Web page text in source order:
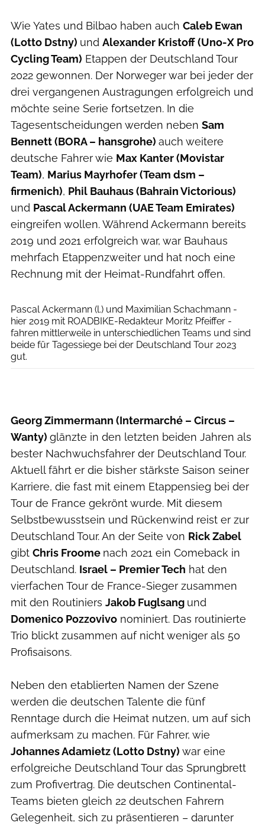
Wie Yates und Bilbao haben auch Caleb Ewan
(Lotto Dstny) und Alexander Kristoff (Uno-X Pro
Cycling Team) Etappen der Deutschland Tour
2022 gewonnen. Der Norweger war bei jeder der
drei vergangenen Austragungen erfolgreich und
möchte seine Serie fortsetzen. In die
Tagesentscheidungen werden neben Sam
Bennett (BORA – hansgrohe) auch weitere
deutsche Fahrer wie Max Kanter (Movistar
Team), Marius Mayrhofer (Team dsm –
firmenich), Phil Bauhaus (Bahrain Victorious)
und Pascal Ackermann (UAE Team Emirates)
eingreifen wollen. Während Ackermann bereits
2019 und 2021 erfolgreich war, war Bauhaus
mehrfach Etappenzweiter und hat noch eine
Rechnung mit der Heimat-Rundfahrt offen.
Pascal Ackermann (l.) und Maximilian Schachmann -
hier 2019 mit ROADBIKE-Redakteur Moritz Pfeiffer -
fahren mittlerweile in unterschiedlichen Teams und sind
beide für Tagessiege bei der Deutschland Tour 2023
gut.
Georg Zimmermann (Intermarché – Circus –
Wanty) glänzte in den letzten beiden Jahren als
bester Nachwuchsfahrer der Deutschland Tour.
Aktuell fährt er die bisher stärkste Saison seiner
Karriere, die fast mit einem Etappensieg bei der
Tour de France gekrönt wurde. Mit diesem
Selbstbewusstsein und Rückenwind reist er zur
Deutschland Tour. An der Seite von Rick Zabel
gibt Chris Froome nach 2021 ein Comeback in
Deutschland. Israel – Premier Tech hat den
vierfachen Tour de France-Sieger zusammen
mit den Routiniers Jakob Fuglsang und
Domenico Pozzovivo nominiert. Das routinierte
Trio blickt zusammen auf nicht weniger als 50
Profisaisons.
Neben den etablierten Namen der Szene
werden die deutschen Talente die fünf
Renntage durch die Heimat nutzen, um auf sich
aufmerksam zu machen. Für Fahrer, wie
Johannes Adamietz (Lotto Dstny) war eine
erfolgreiche Deutschland Tour das Sprungbrett
zum Profivertrag. Die deutschen Continental-
Teams bieten gleich 22 deutschen Fahrern
Gelegenheit, sich zu präsentieren – darunter